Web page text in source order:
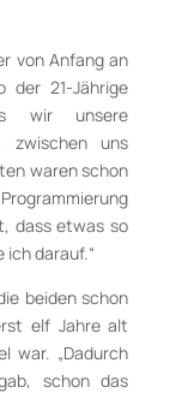
von Anfang an
der 21-Jährige
wir unsere
zwischen uns
waren schon
dass etwas so
darauf.“
beiden schon
elf Jahre alt
war. „Dadurch
schon das